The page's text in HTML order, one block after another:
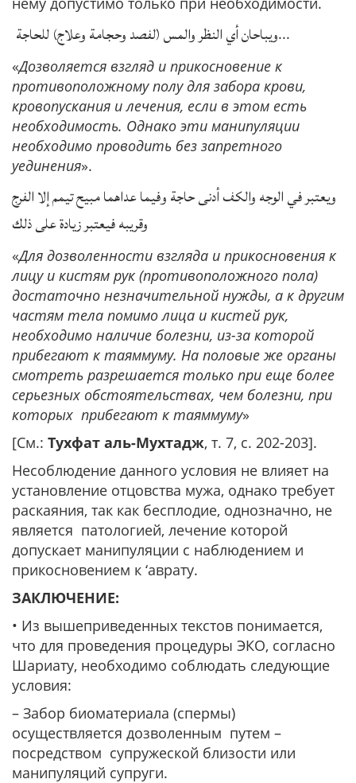
ويباحان أي النظر والمس (لفصد وحجامة وعلاج) للحاجة...
«Дозволяется взгляд и прикосновение к
противоположному полу для забора крови,
кровопускания и лечения, если в этом есть
необходимость. Однако эти манипуляции
необходимо проводить без запретного
уединения».
ويعتبر في الوجه والكف أدنى حاجة وفيما عداهما مبيح تيمم إلا الفرج
وقريبه فيعتبر زيادة على ذلك
«Для дозволенности взгляда и прикосновения к
лицу и кистям рук (противоположного пола)
достаточно незначительной нужды, а к другим
частям тела помимо лица и кистей рук,
необходимо наличие болезни, из-за которой
прибегают к таяммуму. На половые же органы
смотреть разрешается только при еще более
серьезных обстоятельствах, чем болезни, при
которых прибегают к таяммуму»
[См.: Тухфат аль-Мухтадж, т. 7, с. 202-203].
Несоблюдение данного условия не влияет на
установление отцовства мужа, однако требует
раскаяния, так как бесплодие, однозначно, не
является патологией, лечение которой
допускает манипуляции с наблюдением и
прикосновением к ‘аврату.
ЗАКЛЮЧЕНИЕ:
• Из вышеприведенных текстов понимается,
что для проведения процедуры ЭКО, согласно
Шариату, необходимо соблюдать следующие
условия:
– Забор биоматериала (спермы)
осуществляется дозволенным путем –
посредством супружеской близости или
манипуляций супруги.